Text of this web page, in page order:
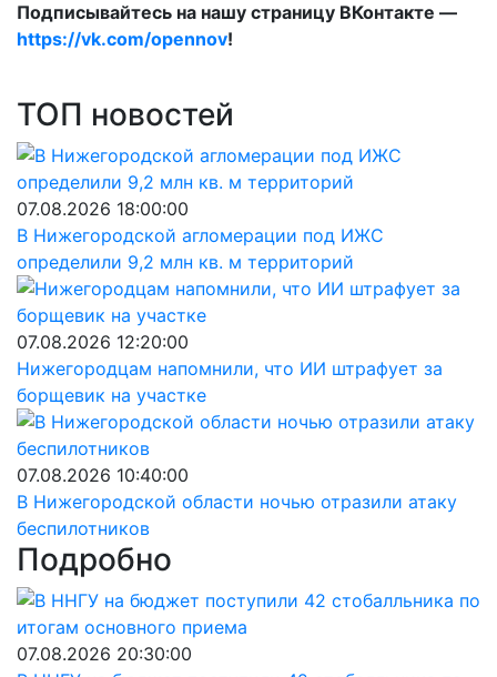
Подписывайтесь на нашу страницу ВКонтакте —
https://vk.com/opennov!
ТОП новостей
07.08.2026 18:00:00
В Нижегородской агломерации под ИЖС
определили 9,2 млн кв. м территорий
07.08.2026 12:20:00
Нижегородцам напомнили, что ИИ штрафует за
борщевик на участке
07.08.2026 10:40:00
В Нижегородской области ночью отразили атаку
беспилотников
Подробно
07.08.2026 20:30:00